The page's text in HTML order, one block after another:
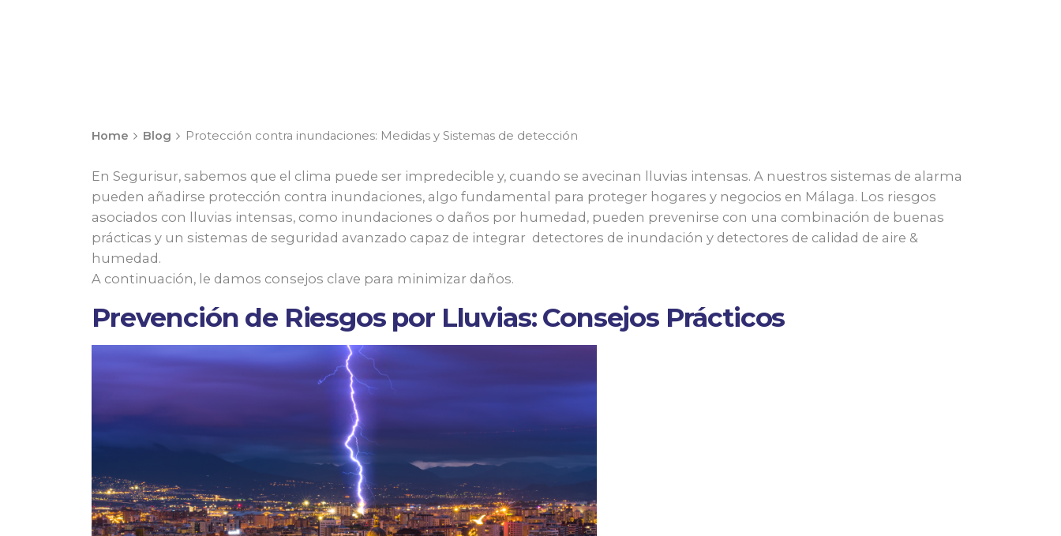
Home Blog Protección contra inundaciones: Medidas y Sistemas de detección
En Segurisur, sabemos que el clima puede ser impredecible y, cuando se avecinan lluvias intensas. A nuestros sistemas de alarma
pueden añadirse protección contra inundaciones, algo fundamental para proteger hogares y negocios en Málaga. Los riesgos
asociados con lluvias intensas, como inundaciones o daños por humedad, pueden prevenirse con una combinación de buenas
prácticas y un sistemas de seguridad avanzado capaz de integrar detectores de inundación y detectores de calidad de aire &
humedad.
A continuación, le damos consejos clave para minimizar daños.
Prevención de Riesgos por Lluvias: Consejos Prácticos